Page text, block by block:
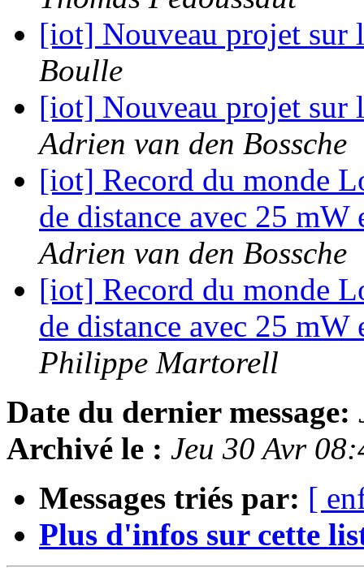
[iot] Nouveau projet sur
Boulle
[iot] Nouveau projet sur
Adrien van den Bossche
[iot] Record du monde
de distance avec 25
Adrien van den Bossche
[iot] Record du monde
de distance avec 25
Philippe Martorell
Date du dernier message:
Archivé le : Jeu 30 Avr
Messages triés par: [
Plus d'infos sur cette